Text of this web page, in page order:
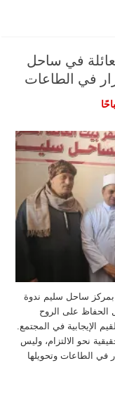
في ساحل
في الطاعات
ساحل سليم ندوة
الحفاظ على الروح
الإيجابية في المجتمع.
نحو الالتزام، وليس
في الطاعات وتحويلها